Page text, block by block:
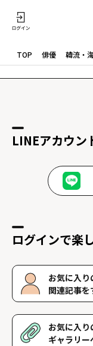
TOP 俳優 韓流・
LINEアカウン
ログインで楽
お気に入り
関連記事を
好きな人物をフォロ
記事を閲覧するこ
認できます。
お気に入り
ギャラリー